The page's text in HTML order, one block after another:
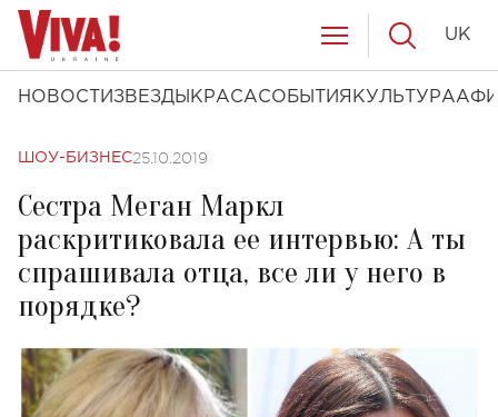
НОВОСТИ ЗВЕЗДЫ КРАСАСОБЫТИЯ КУЛЬТУРА
UK
ШОУ-БИЗНЕС25.10.2019
Сестра Меган Маркл
раскритиковала ее интервью: А ты
спрашивала отца, все ли у него в
порядке?